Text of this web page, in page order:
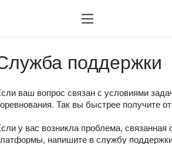
поддержки
ваш вопрос связан с условиями
Так вы быстрее получите
у вас возникла проблема,
напишите в службу